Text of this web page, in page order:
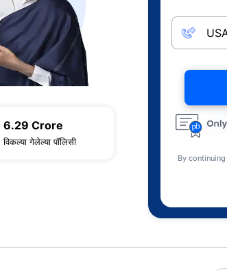
6.29 Crore
विकल्या गेलेल्या पॉलिसी
By